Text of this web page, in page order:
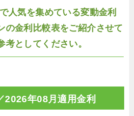
人気を集めている変動金利
の金利比較表をご紹介させて
考としてください。
2026年08月適用金利